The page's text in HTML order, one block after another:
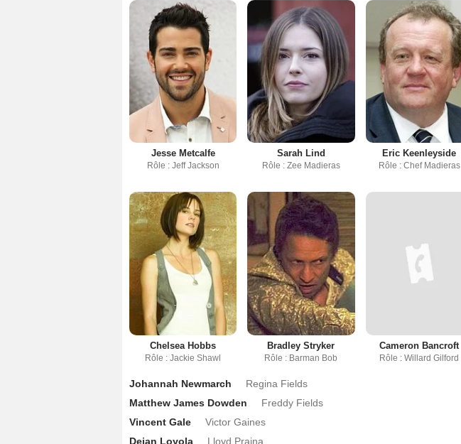
Jesse Metcalfe
Rôle : Jeff Jackson
Sarah Lind
Rôle : Zee Madieras
Eric Keenleyside
Rôle : Chef Madieras
Chelsea Hobbs
Rôle : Jackie Shawl
Bradley Stryker
Rôle : Barman Bob
Cameron Bancroft
Rôle : Willard Gilford
Johannah Newmarch
Regina Fields
Matthew James Dowden
Freddy Fields
Vincent Gale
Victor Gaines
Dejan Loyola
Lloyd Prajna